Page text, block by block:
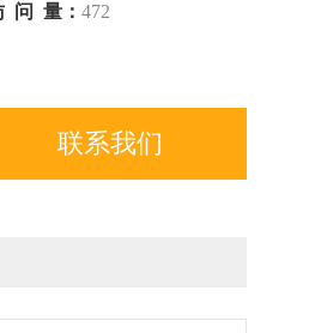
问 量： 472
联系我们